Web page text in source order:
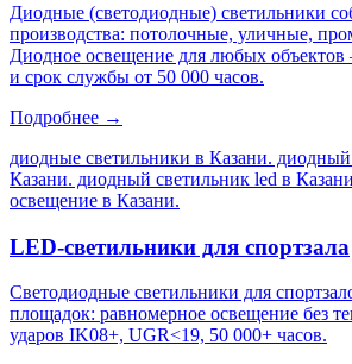
Диодные (светодиодные) светильники
производства: потолочные, уличные,
Диодное освещение для любых
и срок службы от 50 000 часов.
Подробнее →
диодные светильники в Казани. диодный
Казани. диодный светильник led в
освещение в Казани.
LED-светильники для спортзала
Светодиодные светильники для
площадок: равномерное освещение без
ударов IK08+, UGR<19, 50 000+ часов.